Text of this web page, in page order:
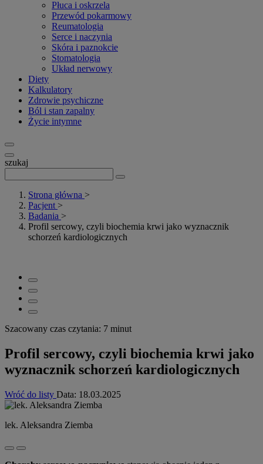
Płuca i oskrzela
Przewód pokarmowy
Reumatologia
Serce i naczynia
Skóra i paznokcie
Stomatologia
Układ nerwowy
Diety
Kalkulatory
Zdrowie psychiczne
Ból i stan zapalny
Życie intymne
szukaj
Strona główna >
Pacjent >
Badania >
Profil sercowy, czyli biochemia krwi jako wyznacznik
schorzeń kardiologicznych
Szacowany czas czytania: 7 minut
Profil sercowy, czyli biochemia krwi jako
wyznacznik schorzeń kardiologicznych
Wróć do listy Data: 18.03.2025
lek. Aleksandra Ziemba